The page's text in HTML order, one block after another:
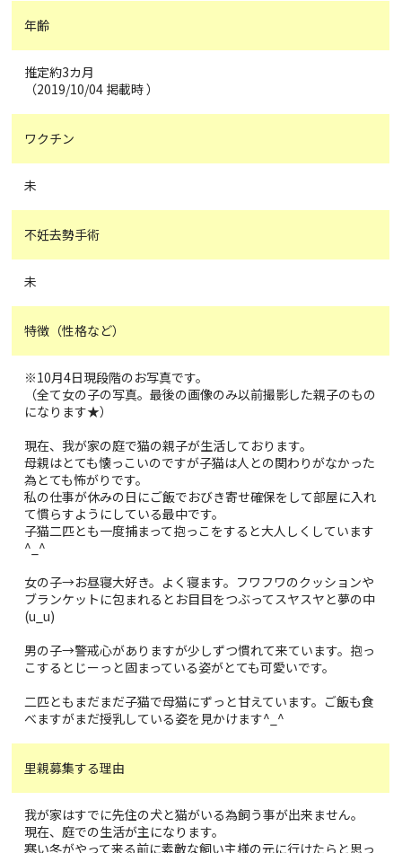
年齢
推定約3カ月
（2019/10/04 掲載時 ）
ワクチン
未
不妊去勢手術
未
特徴（性格など）
※10月4日現段階のお写真です。
（全て女の子の写真。最後の画像のみ以前撮影した親子のもの
になります★）
現在、我が家の庭で猫の親子が生活しております。
母親はとても懐っこいのですが子猫は人との関わりがなかった
為とても怖がりです。
私の仕事が休みの日にご飯でおびき寄せ確保をして部屋に入れ
て慣らすようにしている最中です。
子猫二匹とも一度捕まって抱っこをすると大人しくしています
^_^
女の子→お昼寝大好き。よく寝ます。フワフワのクッションや
ブランケットに包まれるとお目目をつぶってスヤスヤと夢の中
(u_u)
男の子→警戒心がありますが少しずつ慣れて来ています。抱っ
こするとじーっと固まっている姿がとても可愛いです。
二匹ともまだまだ子猫で母猫にずっと甘えています。ご飯も食
べますがまだ授乳している姿を見かけます^_^
里親募集する理由
我が家はすでに先住の犬と猫がいる為飼う事が出来ません。
現在、庭での生活が主になります。
寒い冬がやって来る前に素敵な飼い主様の元に行けたらと思っ